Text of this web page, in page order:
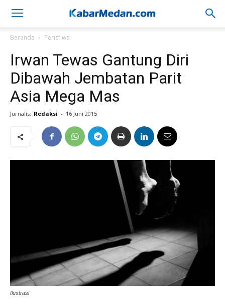
Beranda Peristiwa
Irwan Tewas Gantung Diri
Dibawah Jembatan Parit
Asia Mega Mas
Jurnalis: Redaksi - 16 Juni 2015
Ilustrasi